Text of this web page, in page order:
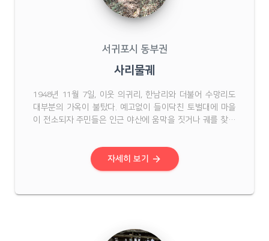
서귀포시 동부권
사리물궤
1948년 11월 7일, 이웃 의귀리, 한남리와 더불어 수망리도
대부분의 가옥이 불탔다. 예고없이 들이닥친 토벌대에 마을
이 전소되자 주민들은 인근 야산에 움막을 짓거나 궤를 찾아
을에서 비교적 가깝고 주변에 크고 작은 궤가 산재해 있어 주
민들이 숨어들기엔 안성맞춤이었다.수망주민들은 마을이 초
자세히 보기 arrow_forward